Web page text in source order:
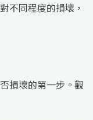
不同程度的損壞，
損壞的第一步。觀